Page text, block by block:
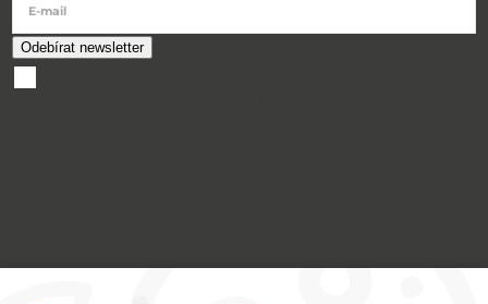
E-mail